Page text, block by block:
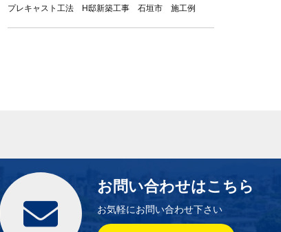
プレキャスト工法 H邸新築工事 石垣市 施工例
お問い合わせはこちら
お気軽にお問い合わせ下さい